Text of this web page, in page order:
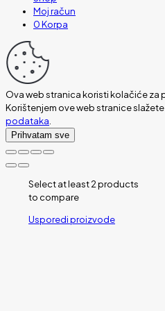
Moj račun
0Korpa
Ova web stranica koristi kolačiće za
Korištenjem ove web stranice slažete
podataka.
Prihvatam sve
Select at least 2 products
to compare
Usporedi proizvode